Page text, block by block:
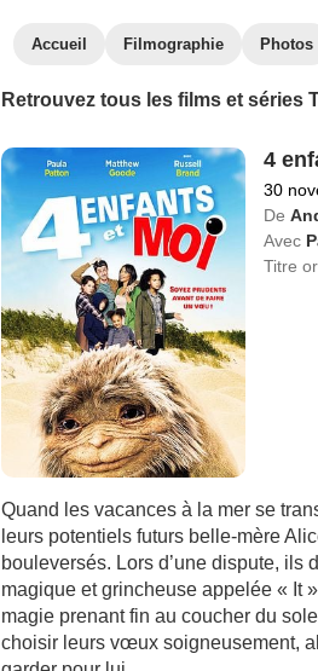
Accueil Filmographie Photos
Retrouvez tous les films et séries
4
30
De
Avec
Titre
Quand les vacances à la mer se
leurs potentiels futurs belle-mère
bouleversés. Lors d’une dispute, ils
magique et grincheuse appelée « It
magie prenant fin au coucher du
choisir leurs vœux soigneusement,